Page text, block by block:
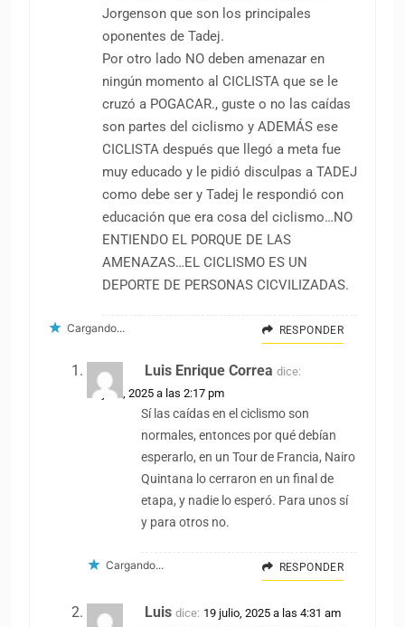
Jorgenson que son los principales
oponentes de Tadej.
Por otro lado NO deben amenazar en
ningún momento al CICLISTA que se le
cruzó a POGACAR., guste o no las caídas
son partes del ciclismo y ADEMÁS ese
CICLISTA después que llegó a meta fue
muy educado y le pidió disculpas a TADEJ
como debe ser y Tadej le respondió con
educación que era cosa del ciclismo…NO
ENTIENDO EL PORQUE DE LAS
AMENAZAS…EL CICLISMO ES UN
DEPORTE DE PERSONAS CICVILIZADAS.
Cargando... RESPONDER
Luis Enrique Correa dice:
18 julio, 2025 a las 2:17 pm
Sí las caídas en el ciclismo son
normales, entonces por qué debían
esperarlo, en un Tour de Francia, Nairo
Quintana lo cerraron en un final de
etapa, y nadie lo esperó. Para unos sí
y para otros no.
Cargando... RESPONDER
Luis dice: 19 julio, 2025 a las 4:31 am